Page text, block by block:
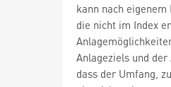
kann nach
die nicht im Index
Anlageziels und
dass der Umfang,